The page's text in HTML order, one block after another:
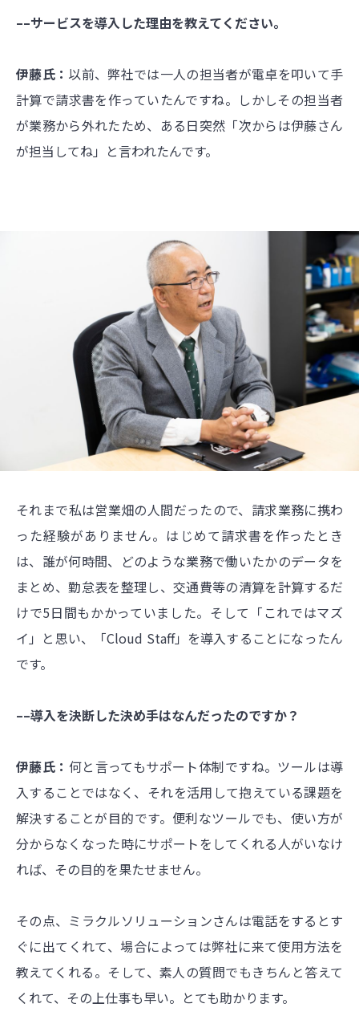
––サービスを導入した理由を教えてください。
伊藤氏： 以前、弊社では一人の担当者が電卓を叩いて手
計算で請求書を作っていたんですね。しかしその担当者
が業務から外れたため、ある日突然「次からは伊藤さん
が担当してね」と言われたんです。
それまで私は営業畑の人間だったので、請求業務に携わ
った経験がありません。はじめて請求書を作ったとき
は、誰が何時間、どのような業務で働いたかのデータを
まとめ、勤怠表を整理し、交通費等の清算を計算するだ
けで5日間もかかっていました。そして「これではマズ
イ」と思い、「Cloud Staff」を導入することになったん
です。
––導入を決断した決め手はなんだったのですか？
伊藤氏： 何と言ってもサポート体制ですね。ツールは導
入することではなく、それを活用して抱えている課題を
解決することが目的です。便利なツールでも、使い方が
分からなくなった時にサポートをしてくれる人がいなけ
れば、その目的を果たせません。
その点、ミラクルソリューションさんは電話をするとす
ぐに出てくれて、場合によっては弊社に来て使用方法を
教えてくれる。そして、素人の質問でもきちんと答えて
くれて、その上仕事も早い。とても助かります。